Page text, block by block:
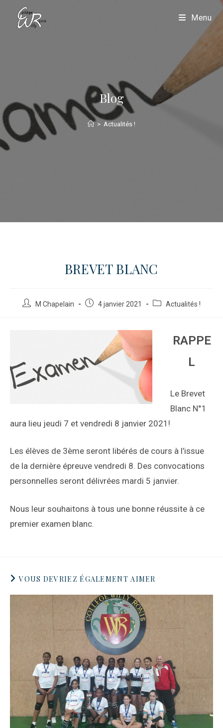
Menu
Blog
> Actualités !
BREVET BLANC
M Chapelain 4 janvier 2021 Actualités !
RAPPE
L
Le Brevet
Blanc N°1
aura lieu jeudi 7 et vendredi 8 janvier 2021!
Les élèves de 3ème seront libérés de cours à l’issue
de la dernière épreuve vendredi 8. Des convocations
personnelles seront délivrées mardi 5 janvier.
Nous leur souhaitons à tous une bonne réussite à ce
premier examen blanc.
VOUS DEVRIEZ ÉGALEMENT AIMER